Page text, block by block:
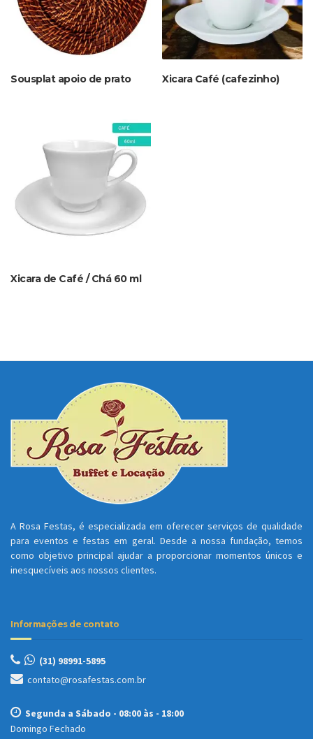
Sousplat apoio de prato Xicara Café (cafezinho)
Xicara de Café / Chá 60 ml
A Rosa Festas, é especializada em oferecer serviços de qualidade
para eventos e festas em geral. Desde a nossa fundação, temos
como objetivo principal ajudar a proporcionar momentos únicos e
inesquecíveis aos nossos clientes.
Informações de contato
(31) 98991-5895
contato@rosafestas.com.br
Segunda a Sábado - 08:00 às - 18:00
Domingo Fechado